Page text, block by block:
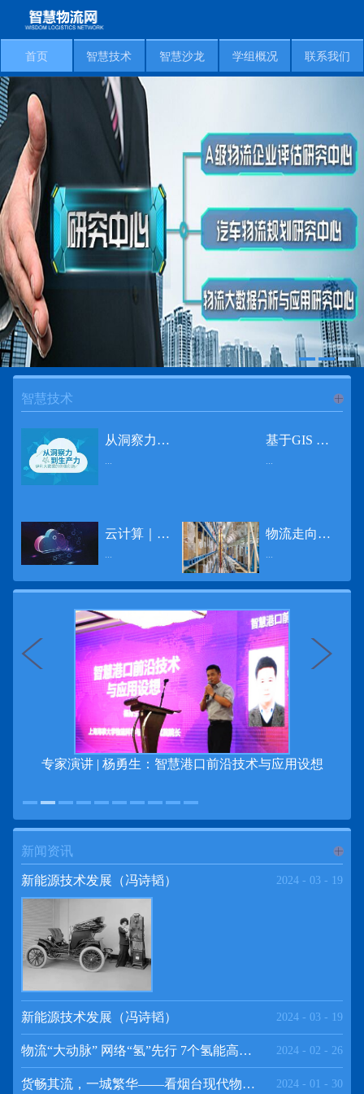
首页 智慧技术 智慧沙龙 学组概况 联系我们
智慧技术
从洞察力到生产力 伊利大数据的价值创造
...
基于GIS 的小城市交通网络分析研究
...
云计算｜边缘计算将为物联网行业带来巨大增长
...
物流走向未来的“魔法师”
...
专家演讲 | 杨勇生：智慧港口前沿技术与应用设想
新闻资讯
新能源技术发展（冯诗韬） 2024 - 03 - 19
新能源技术发展（冯诗韬） 2024 - 03 - 19
物流“大动脉” 网络“氢”先行 7个氢能高速场景落地京津冀 2024 - 02 - 26
货畅其流，一城繁华——看烟台现代物流发展 2024 - 01 - 30
频道
>>